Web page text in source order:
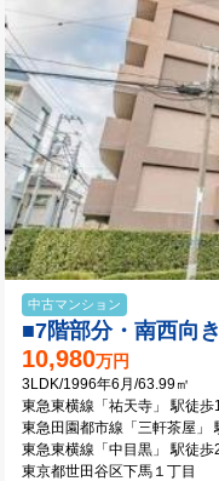
中古マンション
■7階部分・南西向
10,980万円
3LDK/1996年6月/63.99㎡
東急東横線「祐天寺」 駅徒歩
東急田園都市線「三軒茶屋」
東急東横線「中目黒」 駅徒歩
東京都世田谷区下馬１丁目